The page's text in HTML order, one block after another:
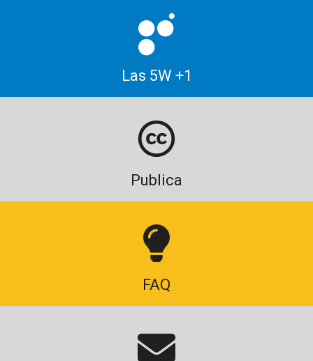
Las 5W +1
Publica
FAQ